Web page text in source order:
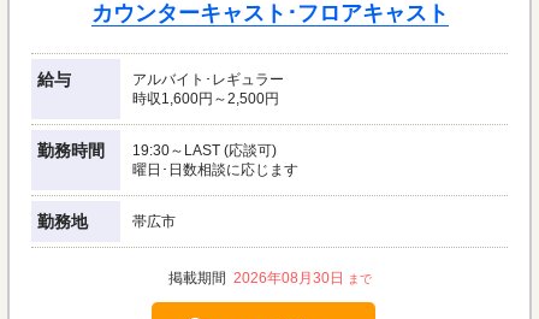
カウンターキャスト･フロアキャスト
給与
アルバイト･レギュラー
時収1,600円～2,500円
勤務時間
19:30～LAST (応談可)
曜日･日数相談に応じます
勤務地 帯広市
2026年08月30日